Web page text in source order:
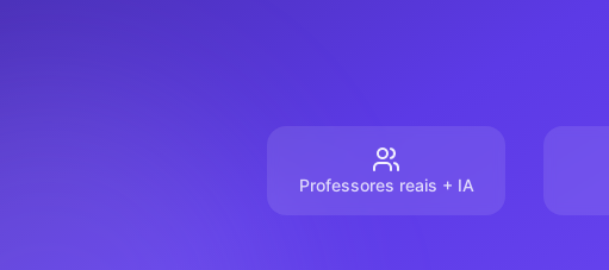
Professores reais + IA